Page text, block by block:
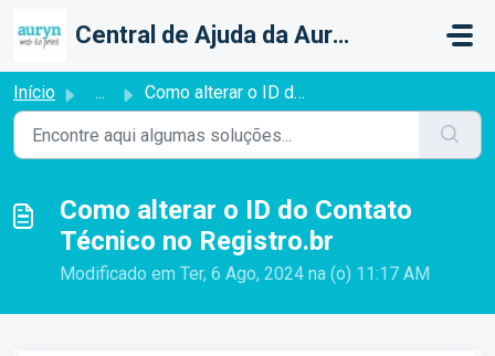
Central de Ajuda da Auryn Web To Print
Início ... Como alterar o ID do Contato Técnico no Registro.br
Como alterar o ID do Contato
Técnico no Registro.br
Modificado em Ter, 6 Ago, 2024 na (o) 11:17 AM